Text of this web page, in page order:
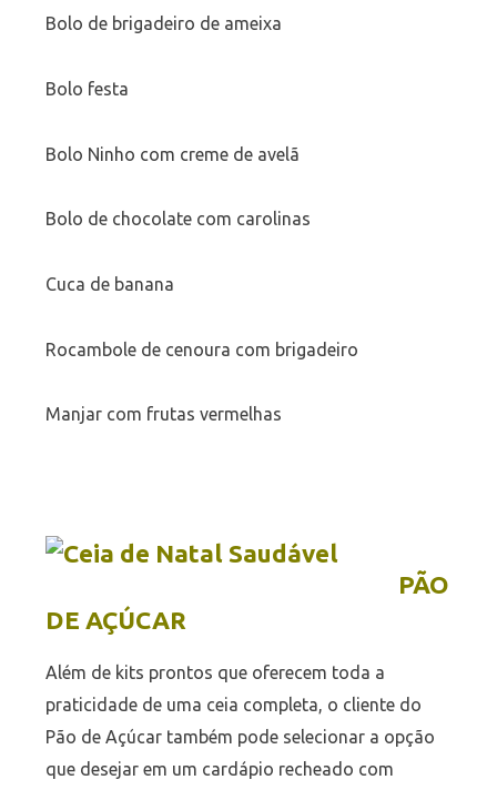
Bolo de brigadeiro de ameixa
Bolo festa
Bolo Ninho com creme de avelã
Bolo de chocolate com carolinas
Cuca de banana
Rocambole de cenoura com brigadeiro
Manjar com frutas vermelhas
PÃO
DE AÇÚCAR
Além de kits prontos que oferecem toda a
praticidade de uma ceia completa, o cliente do
Pão de Açúcar também pode selecionar a opção
que desejar em um cardápio recheado com